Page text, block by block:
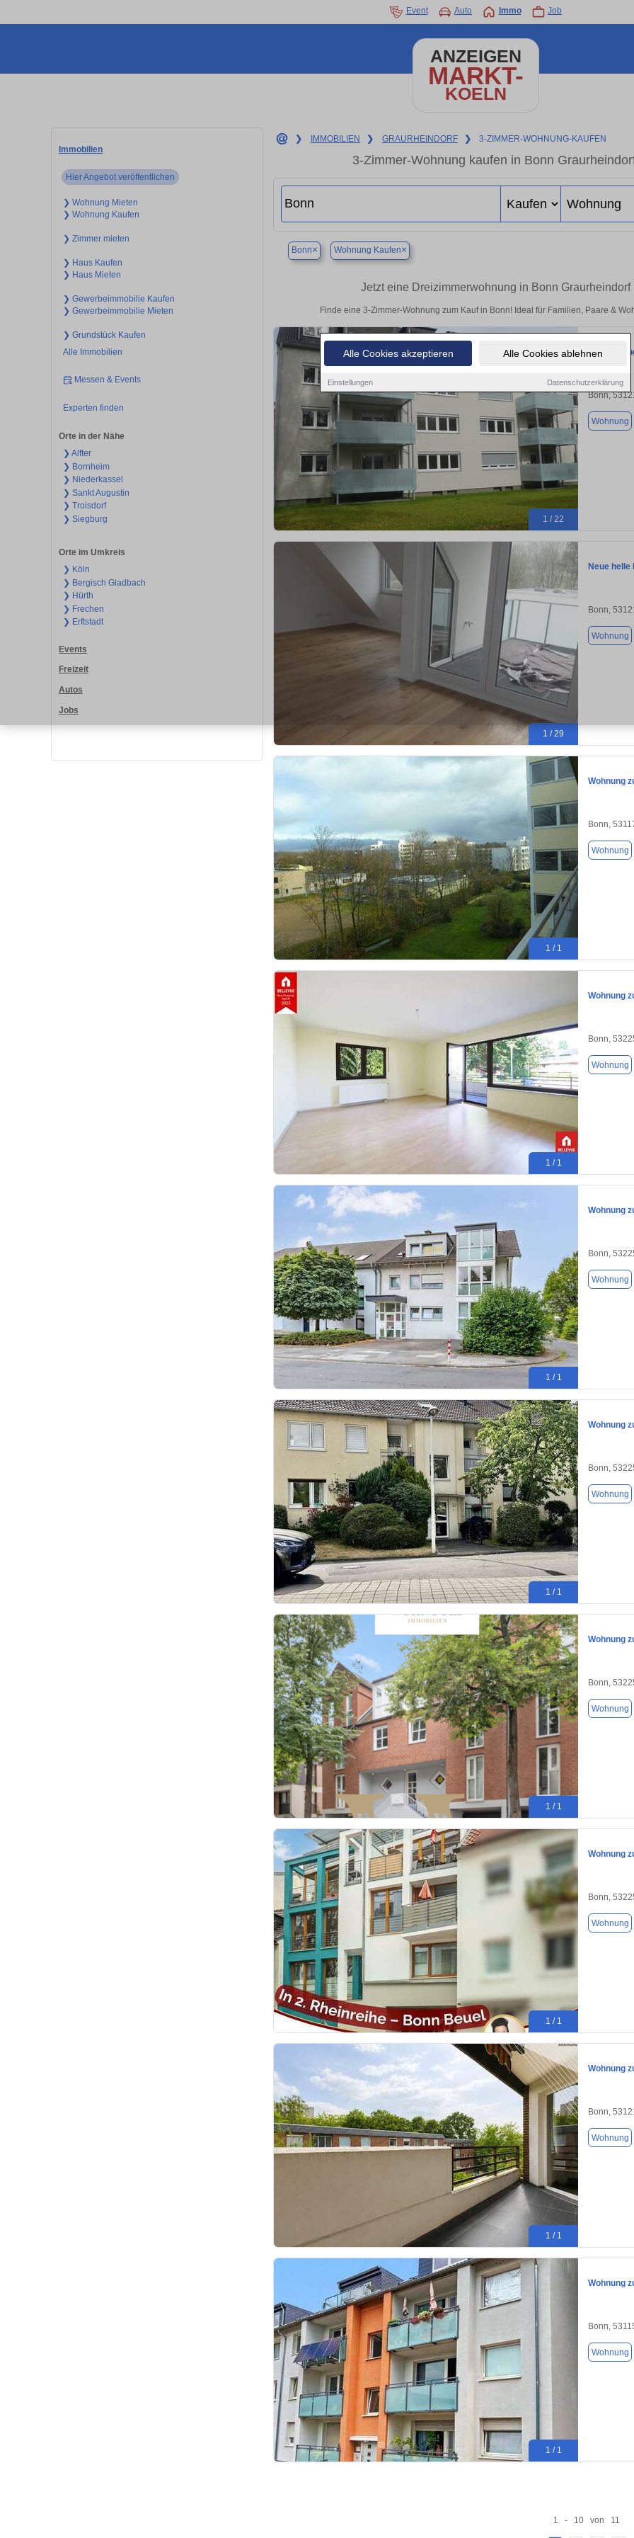
Alle Cookies akzeptieren Alle Cookies ablehnen
Einstellungen Datenschutzerklärung
Event Auto Immo Job
ANZEIGEN
MARKT-
KOELN
Immobilien
Hier Angebot veröffentlichen
❯ Wohnung Mieten
❯ Wohnung Kaufen
❯ Zimmer mieten
❯ Haus Kaufen
❯ Haus Mieten
❯ Gewerbeimmobilie Kaufen
❯ Gewerbeimmobilie Mieten
❯ Grundstück Kaufen
Alle Immobilien
Messen & Events
Experten finden
Orte in der Nähe
❯ Alfter
❯ Bornheim
❯ Niederkassel
❯ Sankt Augustin
❯ Troisdorf
❯ Siegburg
Orte im Umkreis
❯ Köln
❯ Bergisch Gladbach
❯ Hürth
❯ Frechen
❯ Erftstadt
Events
Freizeit
Autos
Jobs
❯ IMMOBILIEN ❯ GRAURHEINDORF ❯ 3-ZIMMER-WOHNUNG-KAUFEN
3-Zimmer-Wohnung kaufen in Bonn
Bonn× Wohnung Kaufen×
Jetzt eine Dreizimmerwohnung in Bonn
Finde eine 3-Zimmer-Wohnung zum Kauf in Bonn! Ideal für Familien, Paare &
1 / 22
Neue
Bonn,
Wohnung
1 / 29
Neue
Bonn,
Wohnung
1 / 1
Wohnung
Bonn,
Wohnung
1 / 1
Wohnung
Bonn,
Wohnung
1 / 1
Wohnung
Bonn,
Wohnung
1 / 1
Wohnung
Bonn,
Wohnung
1 / 1
Wohnung
Bonn,
Wohnung
1 / 1
Wohnung
Bonn,
Wohnung
1 / 1
Wohnung
Bonn,
Wohnung
1 / 1
Wohnung
Bonn,
Wohnung
1 - 10 von 11